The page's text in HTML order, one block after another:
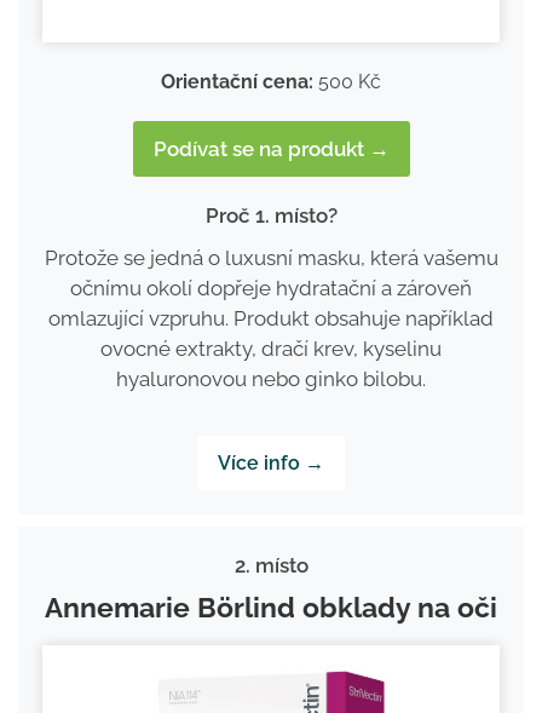
Orientační cena: 500 Kč
Podívat se na produkt →
Proč 1. místo?
Protože se jedná o luxusní masku, která vašemu
očnímu okolí dopřeje hydratační a zároveň
omlazující vzpruhu. Produkt obsahuje například
ovocné extrakty, dračí krev, kyselinu
hyaluronovou nebo ginko bilobu.
Více info →
2. místo
Annemarie Börlind obklady na oči